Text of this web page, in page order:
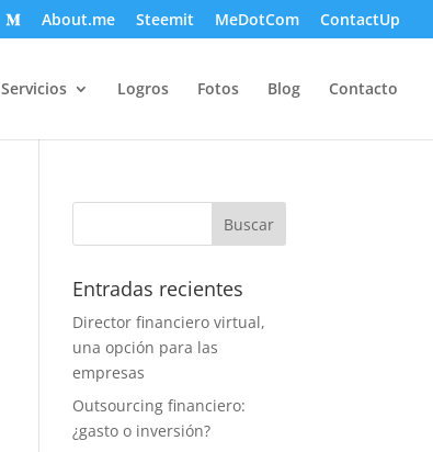
About.me Steemit MeDotCom ContactUp
Servicios Logros Fotos Blog Contacto
Entradas recientes
Director financiero virtual,
una opción para las
empresas
Outsourcing financiero:
¿gasto o inversión?